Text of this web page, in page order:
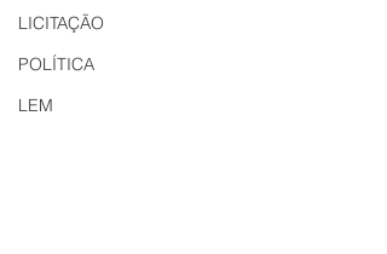
LICITAÇÃO
POLÍTICA
LEM